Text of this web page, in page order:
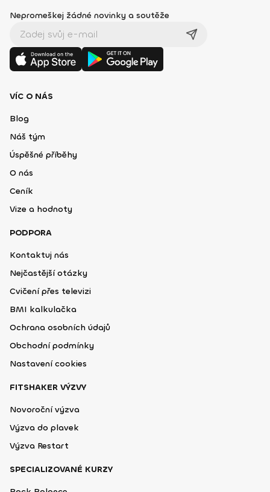
Nepromeškej žádné novinky a soutěže
VÍC O NÁS
Blog
Náš tým
Úspěšné příběhy
O nás
Ceník
Vize a hodnoty
PODPORA
Kontaktuj nás
Nejčastější otázky
Cvičení přes televizi
BMI kalkulačka
Ochrana osobních údajů
Obchodní podmínky
Nastavení cookies
FITSHAKER VÝZVY
Novoroční výzva
Výzva do plavek
Výzva Restart
SPECIALIZOVANÉ KURZY